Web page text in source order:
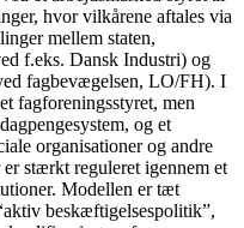
hvor vilkårene aftales via
mellem staten,
f.eks. Dansk Industri) og
fagbevægelsen, LO/FH). I
fagforeningsstyret, men
og et
organisationer og andre
stærkt reguleret igennem et
Modellen er tæt
beskæftigelsespolitik”,